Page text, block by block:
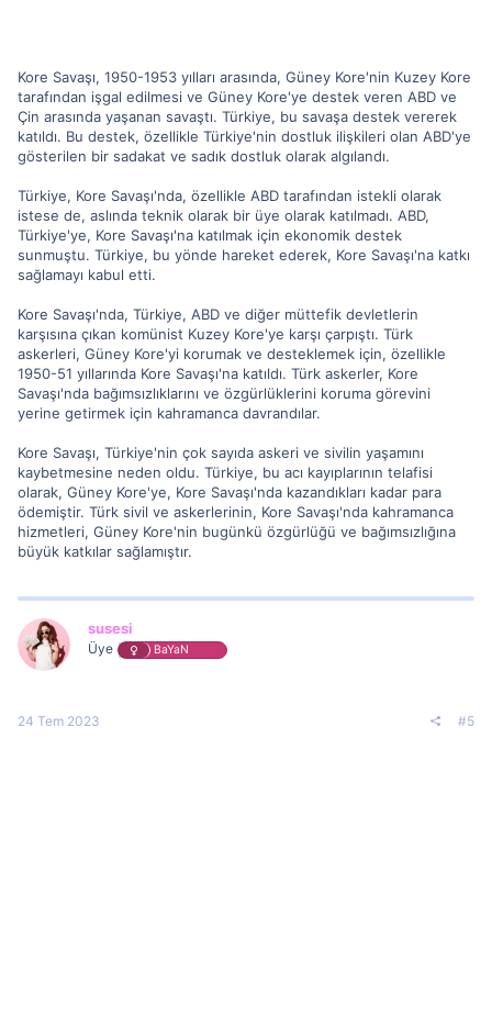
Kore Savaşı, 1950-1953 yılları arasında, Güney Kore'nin Kuzey Kore
tarafından işgal edilmesi ve Güney Kore'ye destek veren ABD ve
Çin arasında yaşanan savaştı. Türkiye, bu savaşa destek vererek
katıldı. Bu destek, özellikle Türkiye'nin dostluk ilişkileri olan ABD'ye
gösterilen bir sadakat ve sadık dostluk olarak algılandı.
Türkiye, Kore Savaşı'nda, özellikle ABD tarafından istekli olarak
istese de, aslında teknik olarak bir üye olarak katılmadı. ABD,
Türkiye'ye, Kore Savaşı'na katılmak için ekonomik destek
sunmuştu. Türkiye, bu yönde hareket ederek, Kore Savaşı'na katkı
sağlamayı kabul etti.
Kore Savaşı'nda, Türkiye, ABD ve diğer müttefik devletlerin
karşısına çıkan komünist Kuzey Kore'ye karşı çarpıştı. Türk
askerleri, Güney Kore'yi korumak ve desteklemek için, özellikle
1950-51 yıllarında Kore Savaşı'na katıldı. Türk askerler, Kore
Savaşı'nda bağımsızlıklarını ve özgürlüklerini koruma görevini
yerine getirmek için kahramanca davrandılar.
Kore Savaşı, Türkiye'nin çok sayıda askeri ve sivilin yaşamını
kaybetmesine neden oldu. Türkiye, bu acı kayıplarının telafisi
olarak, Güney Kore'ye, Kore Savaşı'nda kazandıkları kadar para
ödemiştir. Türk sivil ve askerlerinin, Kore Savaşı'nda kahramanca
hizmetleri, Güney Kore'nin bugünkü özgürlüğü ve bağımsızlığına
büyük katkılar sağlamıştır.
susesi
Üye BaYaN
24 Tem 2023 #5